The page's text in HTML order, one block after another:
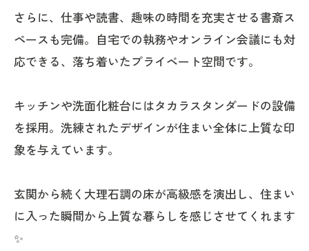
さらに、仕事や読書、趣味の時間を充実させる書斎ス
ペースも完備。自宅での執務やオンライン会議にも対
応できる、落ち着いたプライベート空間です。
キッチンや洗面化粧台にはタカラスタンダードの設備
を採用。洗練されたデザインが住まい全体に上質な印
象を与えています。
玄関から続く大理石調の床が高級感を演出し、住まい
に入った瞬間から上質な暮らしを感じさせてくれます
✨